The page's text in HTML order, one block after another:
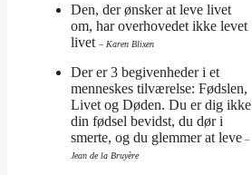
Den, der ønsker at leve livet
om, har overhovedet ikke levet
livet – Karen Blixen
Der er 3 begivenheder i et
menneskes tilværelse: Fødslen,
Livet og Døden. Du er dig ikke
din fødsel bevidst, du dør i
smerte, og du glemmer at leve –
Jean de la Bruyère